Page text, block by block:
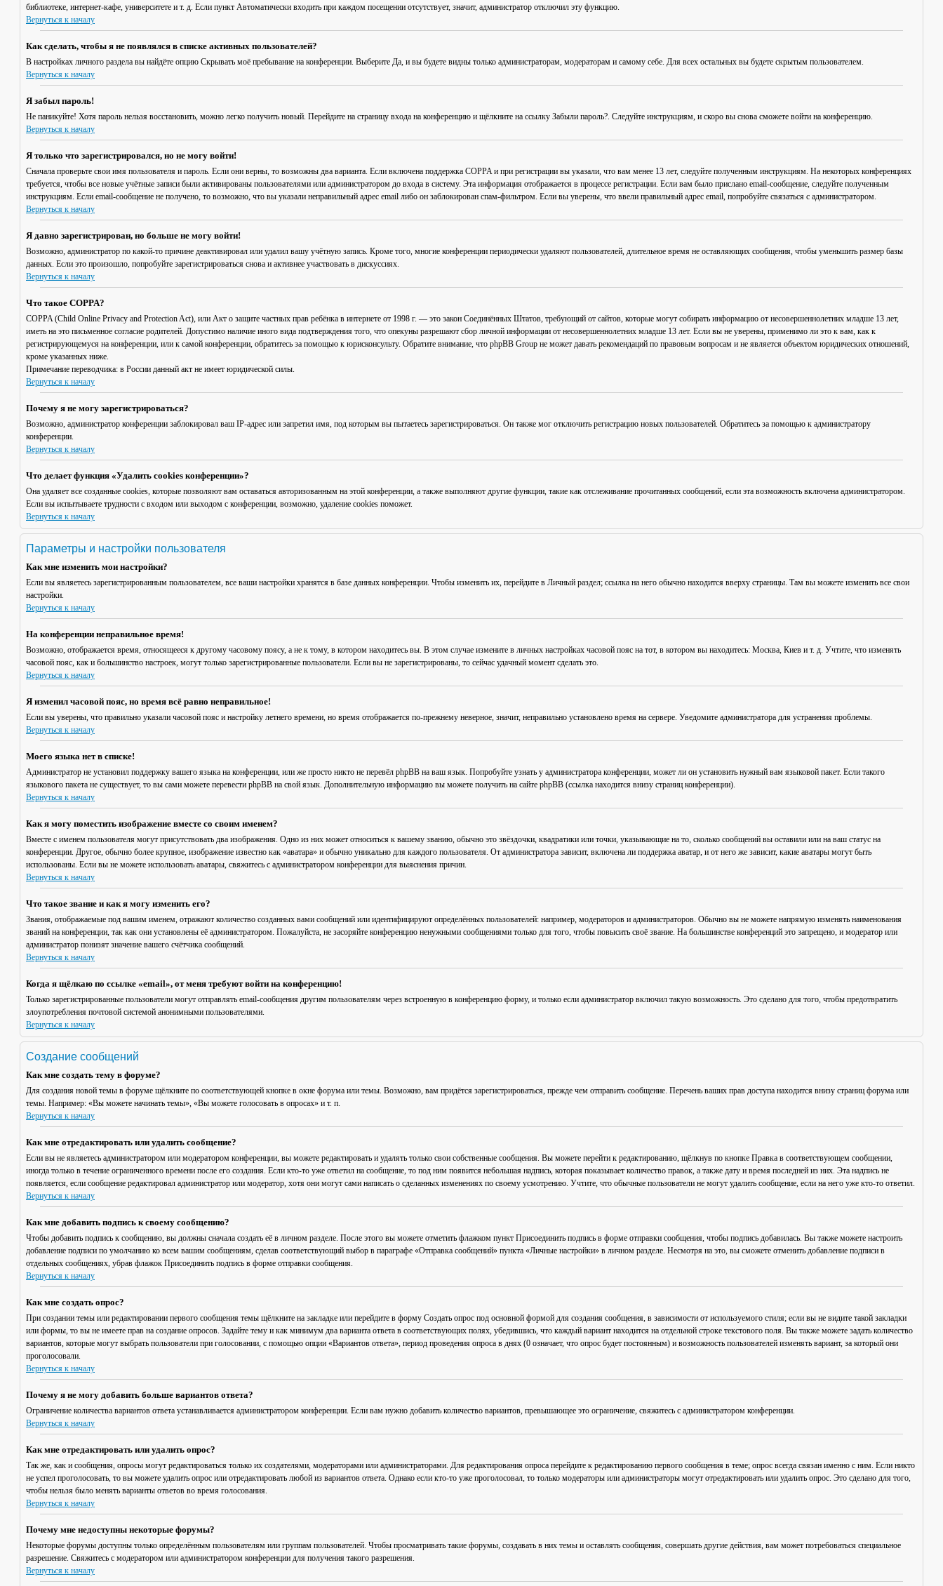
библиотеке, интернет-кафе, университете и т. д. Если пункт Автоматически входить при каждом посещении отсутствует, значит, администратор отключил эту функцию.
Вернуться к началу
Как сделать, чтобы я не появлялся в списке активных пользователей?
В настройках личного раздела вы найдёте опцию Скрывать моё пребывание на конференции. Выберите Да, и вы будете видны только администраторам, модераторам и самому себе. Для всех остальных вы будете скрытым пользователем.
Вернуться к началу
Я забыл пароль!
Не паникуйте! Хотя пароль нельзя восстановить, можно легко получить новый. Перейдите на страницу входа на конференцию и щёлкните на ссылку Забыли пароль?. Следуйте инструкциям, и скоро вы снова сможете войти на конференцию.
Вернуться к началу
Я только что зарегистрировался, но не могу войти!
Сначала проверьте свои имя пользователя и пароль. Если они верны, то возможны два варианта. Если включена поддержка COPPA и при регистрации вы указали, что вам менее 13 лет, следуйте полученным инструкциям. На некоторых конференциях
требуется, чтобы все новые учётные записи были активированы пользователями или администратором до входа в систему. Эта информация отображается в процессе регистрации. Если вам было прислано email-сообщение, следуйте полученным
инструкциям. Если email-сообщение не получено, то возможно, что вы указали неправильный адрес email либо он заблокирован спам-фильтром. Если вы уверены, что ввели правильный адрес email, попробуйте связаться с администратором.
Вернуться к началу
Я давно зарегистрирован, но больше не могу войти!
Возможно, администратор по какой-то причине деактивировал или удалил вашу учётную запись. Кроме того, многие конференции периодически удаляют пользователей, длительное время не оставляющих сообщения, чтобы уменьшить размер базы
данных. Если это произошло, попробуйте зарегистрироваться снова и активнее участвовать в дискуссиях.
Вернуться к началу
Что такое COPPA?
COPPA (Child Online Privacy and Protection Act), или Акт о защите частных прав ребёнка в интернете от 1998 г. — это закон Соединённых Штатов, требующий от сайтов, которые могут собирать информацию от несовершеннолетних младше 13 лет,
иметь на это письменное согласие родителей. Допустимо наличие иного вида подтверждения того, что опекуны разрешают сбор личной информации от несовершеннолетних младше 13 лет. Если вы не уверены, применимо ли это к вам, как к
регистрирующемуся на конференции, или к самой конференции, обратитесь за помощью к юрисконсульту. Обратите внимание, что phpBB Group не может давать рекомендаций по правовым вопросам и не является объектом юридических отношений,
кроме указанных ниже.
Примечание переводчика: в России данный акт не имеет юридической силы.
Вернуться к началу
Почему я не могу зарегистрироваться?
Возможно, администратор конференции заблокировал ваш IP-адрес или запретил имя, под которым вы пытаетесь зарегистрироваться. Он также мог отключить регистрацию новых пользователей. Обратитесь за помощью к администратору
конференции.
Вернуться к началу
Что делает функция «Удалить cookies конференции»?
Она удаляет все созданные cookies, которые позволяют вам оставаться авторизованным на этой конференции, а также выполняют другие функции, такие как отслеживание прочитанных сообщений, если эта возможность включена администратором.
Если вы испытываете трудности с входом или выходом с конференции, возможно, удаление cookies поможет.
Вернуться к началу
Параметры и настройки пользователя
Как мне изменить мои настройки?
Если вы являетесь зарегистрированным пользователем, все ваши настройки хранятся в базе данных конференции. Чтобы изменить их, перейдите в Личный раздел; ссылка на него обычно находится вверху страницы. Там вы можете изменить все свои
настройки.
Вернуться к началу
На конференции неправильное время!
Возможно, отображается время, относящееся к другому часовому поясу, а не к тому, в котором находитесь вы. В этом случае измените в личных настройках часовой пояс на тот, в котором вы находитесь: Москва, Киев и т. д. Учтите, что изменять
часовой пояс, как и большинство настроек, могут только зарегистрированные пользователи. Если вы не зарегистрированы, то сейчас удачный момент сделать это.
Вернуться к началу
Я изменил часовой пояс, но время всё равно неправильное!
Если вы уверены, что правильно указали часовой пояс и настройку летнего времени, но время отображается по-прежнему неверное, значит, неправильно установлено время на сервере. Уведомите администратора для устранения проблемы.
Вернуться к началу
Моего языка нет в списке!
Администратор не установил поддержку вашего языка на конференции, или же просто никто не перевёл phpBB на ваш язык. Попробуйте узнать у администратора конференции, может ли он установить нужный вам языковой пакет. Если такого
языкового пакета не существует, то вы сами можете перевести phpBB на свой язык. Дополнительную информацию вы можете получить на сайте phpBB (ссылка находится внизу страниц конференции).
Вернуться к началу
Как я могу поместить изображение вместе со своим именем?
Вместе с именем пользователя могут присутствовать два изображения. Одно из них может относиться к вашему званию, обычно это звёздочки, квадратики или точки, указывающие на то, сколько сообщений вы оставили или на ваш статус на
конференции. Другое, обычно более крупное, изображение известно как «аватара» и обычно уникально для каждого пользователя. От администратора зависит, включена ли поддержка аватар, и от него же зависит, какие аватары могут быть
использованы. Если вы не можете использовать аватары, свяжитесь с администратором конференции для выяснения причин.
Вернуться к началу
Что такое звание и как я могу изменить его?
Звания, отображаемые под вашим именем, отражают количество созданных вами сообщений или идентифицируют определённых пользователей: например, модераторов и администраторов. Обычно вы не можете напрямую изменять наименования
званий на конференции, так как они установлены её администратором. Пожалуйста, не засоряйте конференцию ненужными сообщениями только для того, чтобы повысить своё звание. На большинстве конференций это запрещено, и модератор или
администратор понизят значение вашего счётчика сообщений.
Вернуться к началу
Когда я щёлкаю по ссылке «email», от меня требуют войти на конференцию!
Только зарегистрированные пользователи могут отправлять email-сообщения другим пользователям через встроенную в конференцию форму, и только если администратор включил такую возможность. Это сделано для того, чтобы предотвратить
злоупотребления почтовой системой анонимными пользователями.
Вернуться к началу
Создание сообщений
Как мне создать тему в форуме?
Для создания новой темы в форуме щёлкните по соответствующей кнопке в окне форума или темы. Возможно, вам придётся зарегистрироваться, прежде чем отправить сообщение. Перечень ваших прав доступа находится внизу страниц форума или
темы. Например: «Вы можете начинать темы», «Вы можете голосовать в опросах» и т. п.
Вернуться к началу
Как мне отредактировать или удалить сообщение?
Если вы не являетесь администратором или модератором конференции, вы можете редактировать и удалять только свои собственные сообщения. Вы можете перейти к редактированию, щёлкнув по кнопке Правка в соответствующем сообщении,
иногда только в течение ограниченного времени после его создания. Если кто-то уже ответил на сообщение, то под ним появится небольшая надпись, которая показывает количество правок, а также дату и время последней из них. Эта надпись не
появляется, если сообщение редактировал администратор или модератор, хотя они могут сами написать о сделанных изменениях по своему усмотрению. Учтите, что обычные пользователи не могут удалить сообщение, если на него уже кто-то ответил.
Вернуться к началу
Как мне добавить подпись к своему сообщению?
Чтобы добавить подпись к сообщению, вы должны сначала создать её в личном разделе. После этого вы можете отметить флажком пункт Присоединить подпись в форме отправки сообщения, чтобы подпись добавилась. Вы также можете настроить
добавление подписи по умолчанию ко всем вашим сообщениям, сделав соответствующий выбор в параграфе «Отправка сообщений» пункта «Личные настройки» в личном разделе. Несмотря на это, вы сможете отменить добавление подписи в
отдельных сообщениях, убрав флажок Присоединить подпись в форме отправки сообщения.
Вернуться к началу
Как мне создать опрос?
При создании темы или редактировании первого сообщения темы щёлкните на закладке или перейдите в форму Создать опрос под основной формой для создания сообщения, в зависимости от используемого стиля; если вы не видите такой закладки
или формы, то вы не имеете прав на создание опросов. Задайте тему и как минимум два варианта ответа в соответствующих полях, убедившись, что каждый вариант находится на отдельной строке текстового поля. Вы также можете задать количество
вариантов, которые могут выбрать пользователи при голосовании, с помощью опции «Вариантов ответа», период проведения опроса в днях (0 означает, что опрос будет постоянным) и возможность пользователей изменять вариант, за который они
проголосовали.
Вернуться к началу
Почему я не могу добавить больше вариантов ответа?
Ограничение количества вариантов ответа устанавливается администратором конференции. Если вам нужно добавить количество вариантов, превышающее это ограничение, свяжитесь с администратором конференции.
Вернуться к началу
Как мне отредактировать или удалить опрос?
Так же, как и сообщения, опросы могут редактироваться только их создателями, модераторами или администраторами. Для редактирования опроса перейдите к редактированию первого сообщения в теме; опрос всегда связан именно с ним. Если никто
не успел проголосовать, то вы можете удалить опрос или отредактировать любой из вариантов ответа. Однако если кто-то уже проголосовал, то только модераторы или администраторы могут отредактировать или удалить опрос. Это сделано для того,
чтобы нельзя было менять варианты ответов во время голосования.
Вернуться к началу
Почему мне недоступны некоторые форумы?
Некоторые форумы доступны только определённым пользователям или группам пользователей. Чтобы просматривать такие форумы, создавать в них темы и оставлять сообщения, совершать другие действия, вам может потребоваться специальное
разрешение. Свяжитесь с модератором или администратором конференции для получения такого разрешения.
Вернуться к началу